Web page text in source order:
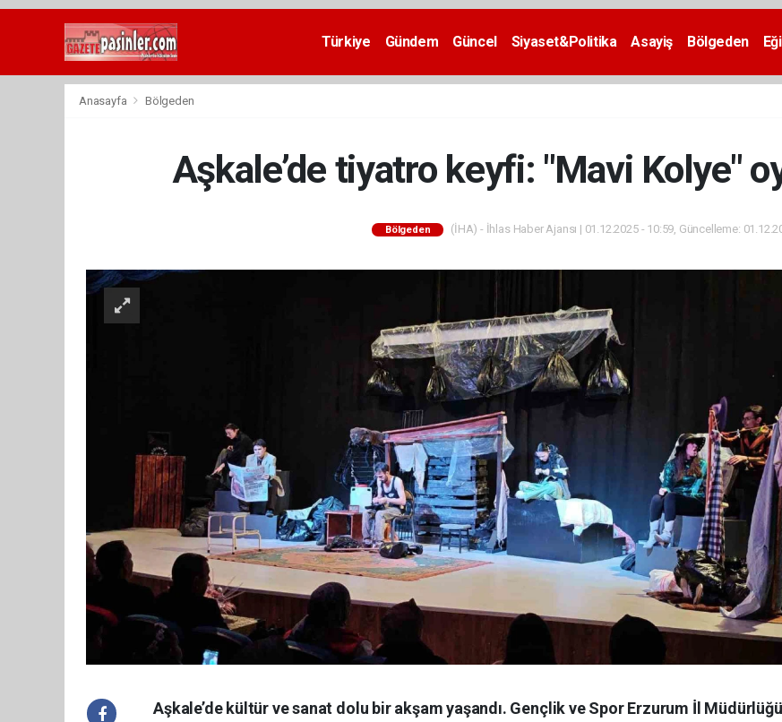
Deneme
Türkiye Gündem Güncel Siyaset&Politika Asayiş Bölgeden
Anasayfa Bölgeden
Aşkale’de tiyatro keyfi: "Mavi Kolye"
Bölgeden (İHA) - İhlas Haber Ajansı | 01.12.2025 - 10:59, Güncelleme:
Aşkale’de kültür ve sanat dolu bir akşam yaşandı. Gençlik ve Spor Erzurum İl Müdürlüğü